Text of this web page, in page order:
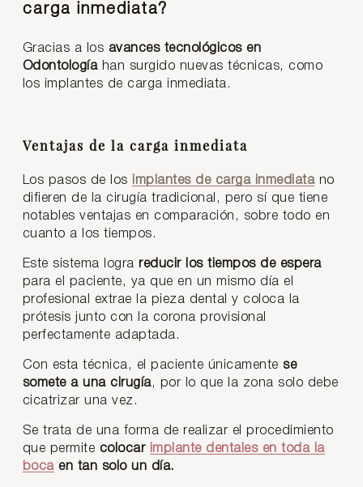
carga inmediata?
Gracias a los avances tecnológicos en
Odontologíahan surgido nuevas técnicas, como
los implantes de carga inmediata.
Ventajas de la carga inmediata
Los pasos de los implantes de carga inmediatano
difieren de la cirugía tradicional, pero sí que tiene
notables ventajas en comparación, sobre todo en
cuanto a los tiempos.
Este sistema logra reducir los tiempos de espera
para el paciente, ya que en un mismo día el
profesional extrae la pieza dental y coloca la
prótesis junto con la corona provisional
perfectamente adaptada.
Con esta técnica, el paciente únicamente se
somete a una cirugía, por lo que la zona solo debe
cicatrizar una vez.
Se trata de una forma de realizar el procedimiento
que permite colocar implante dentales en toda la
bocaen tan solo un día.